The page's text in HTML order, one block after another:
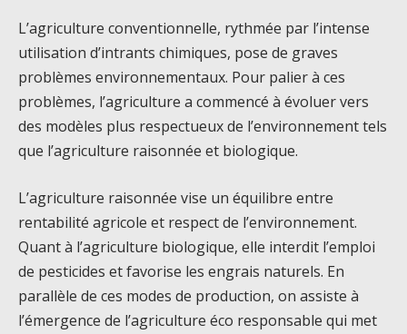
L’agriculture conventionnelle, rythmée par l’intense
utilisation d’intrants chimiques, pose de graves
problèmes environnementaux. Pour palier à ces
problèmes, l’agriculture a commencé à évoluer vers
des modèles plus respectueux de l’environnement tels
que l’agriculture raisonnée et biologique.
L’agriculture raisonnée vise un équilibre entre
rentabilité agricole et respect de l’environnement.
Quant à l’agriculture biologique, elle interdit l’emploi
de pesticides et favorise les engrais naturels. En
parallèle de ces modes de production, on assiste à
l’émergence de l’agriculture éco responsable qui met